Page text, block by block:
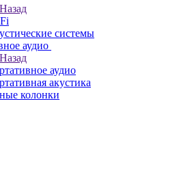
Назад
системы
аудио
Назад
аудио
акустика
колонки